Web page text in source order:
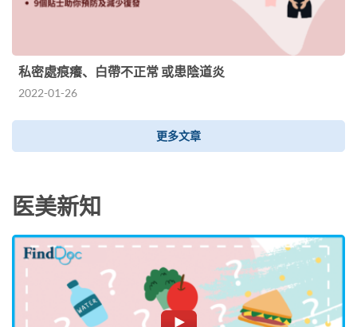
私密處痕癢、白帶不正常 或患陰道炎
2022-01-26
更多文章
医美新知